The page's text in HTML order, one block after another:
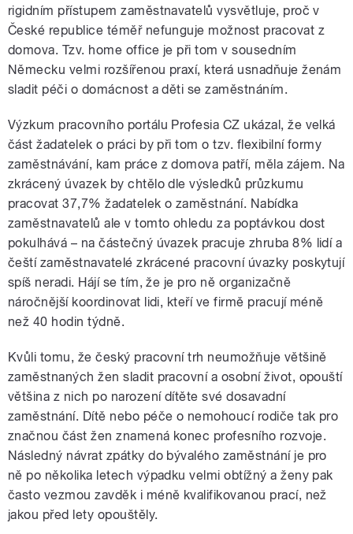
rigidním přístupem zaměstnavatelů vysvětluje, proč v
České republice téměř nefunguje možnost pracovat z
domova. Tzv. home office je při tom v sousedním
Německu velmi rozšířenou praxí, která usnadňuje ženám
sladit péči o domácnost a děti se zaměstnáním.
Výzkum pracovního portálu Profesia CZ ukázal, že velká
část žadatelek o práci by při tom o tzv. flexibilní formy
zaměstnávání, kam práce z domova patří, měla zájem. Na
zkrácený úvazek by chtělo dle výsledků průzkumu
pracovat 37,7% žadatelek o zaměstnání. Nabídka
zaměstnavatelů ale v tomto ohledu za poptávkou dost
pokulhává – na částečný úvazek pracuje zhruba 8% lidí a
čeští zaměstnavatelé zkrácené pracovní úvazky poskytují
spíš neradi. Hájí se tím, že je pro ně organizačně
náročnější koordinovat lidi, kteří ve firmě pracují méně
než 40 hodin týdně.
Kvůli tomu, že český pracovní trh neumožňuje většině
zaměstnaných žen sladit pracovní a osobní život, opouští
většina z nich po narození dítěte své dosavadní
zaměstnání. Dítě nebo péče o nemohoucí rodiče tak pro
značnou část žen znamená konec profesního rozvoje.
Následný návrat zpátky do bývalého zaměstnání je pro
ně po několika letech výpadku velmi obtížný a ženy pak
často vezmou zavděk i méně kvalifikovanou prací, než
jakou před lety opouštěly.